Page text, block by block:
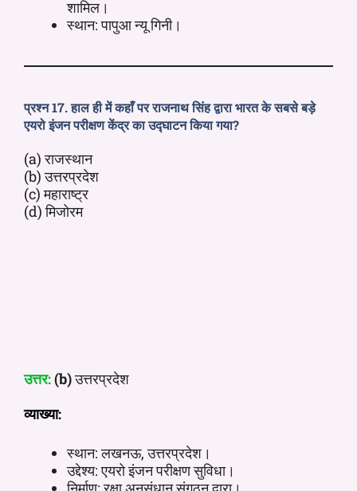
शामिल।
स्थान: पापुआ न्यू गिनी।
प्रश्न 17. हाल ही में कहाँ पर राजनाथ सिंह द्वारा भारत के सबसे बड़े
एयरो इंजन परीक्षण केंद्र का उद्घाटन किया गया?
(a) राजस्थान
(b) उत्तरप्रदेश
(c) महाराष्ट्र
(d) मिजोरम
उत्तर:(b)उत्तरप्रदेश
व्याख्या:
स्थान: लखनऊ, उत्तरप्रदेश।
उद्देश्य: एयरो इंजन परीक्षण सुविधा।